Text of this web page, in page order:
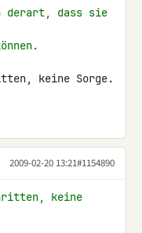
derart, dass sie
keine Sorge.
2009-02-20 13:21#1154890
keine